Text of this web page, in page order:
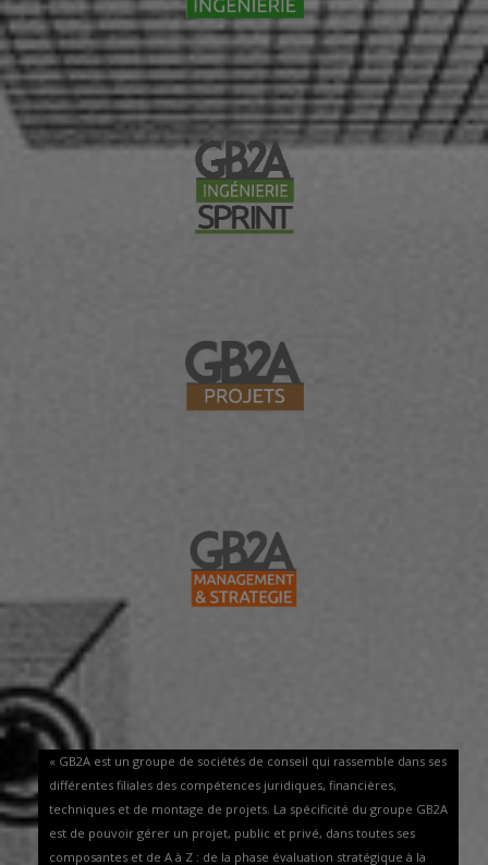
« GB2A est un groupe de sociétés de conseil qui rassemble dans ses
différentes filiales des compétences juridiques, financières,
techniques et de montage de projets. La spécificité du groupe GB2A
est de pouvoir gérer un projet, public et privé, dans toutes ses
composantes et de A à Z : de la phase évaluation stratégique à la